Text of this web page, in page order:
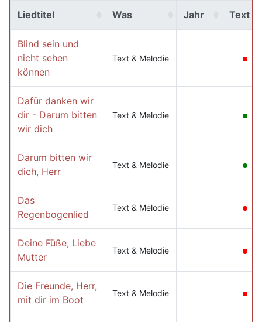
Liedtitel Was Jahr Text
Blind sein und
nicht sehen
können
Text & Melodie
Dafür danken wir
dir - Darum bitten
wir dich
Text & Melodie
Darum bitten wir
dich, Herr
Text & Melodie
Das
Regenbogenlied
Text & Melodie
Deine Füße, Liebe
Mutter
Text & Melodie
Die Freunde, Herr,
mit dir im Boot
Text & Melodie